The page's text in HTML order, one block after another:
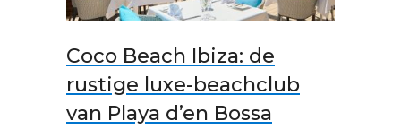
Coco Beach Ibiza: de
rustige luxe-beachclub
van Playa d’en Bossa